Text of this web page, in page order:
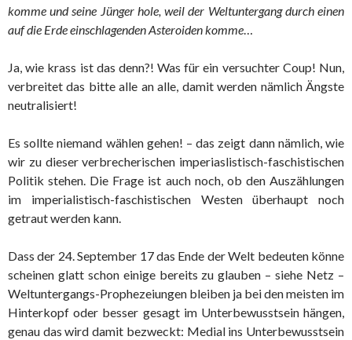
komme und seine Jünger hole, weil der Weltuntergang durch einen
auf die Erde einschlagenden Asteroiden komme…
Ja, wie krass ist das denn?! Was für ein versuchter Coup! Nun,
verbreitet das bitte alle an alle, damit werden nämlich Ängste
neutralisiert!
Es sollte niemand wählen gehen! – das zeigt dann nämlich, wie
wir zu dieser verbrecherischen imperiaslistisch-faschistischen
Politik stehen. Die Frage ist auch noch, ob den Auszählungen
im imperialistisch-faschistischen Westen überhaupt noch
getraut werden kann.
Dass der 24. September 17 das Ende der Welt bedeuten könne
scheinen glatt schon einige bereits zu glauben – siehe Netz –
Weltuntergangs-Prophezeiungen bleiben ja bei den meisten im
Hinterkopf oder besser gesagt im Unterbewusstsein hängen,
genau das wird damit bezweckt: Medial ins Unterbewusstsein